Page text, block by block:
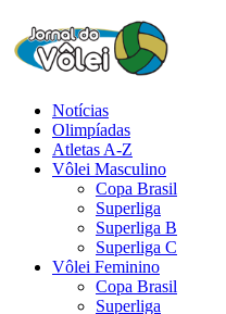
Notícias
Olimpíadas
Atletas A-Z
Vôlei Masculino
Copa Brasil
Superliga
Superliga B
Superliga C
Vôlei Feminino
Copa Brasil
Superliga